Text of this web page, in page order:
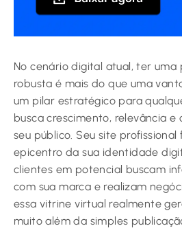
No cenário digital atual, ter uma
robusta é mais do que uma
um pilar estratégico para
busca crescimento, relevância e
seu público. Seu site
epicentro da sua identidade
clientes em potencial buscam
com sua marca e realizam
essa vitrine virtual realmente
muito além da simples